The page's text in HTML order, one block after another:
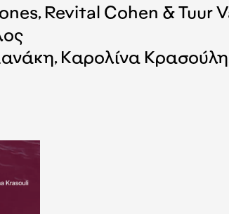
Revital Cohen & Tuur
Καρολίνα